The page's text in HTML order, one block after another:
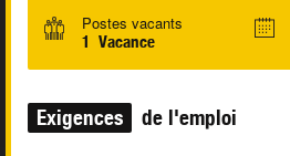
Postes vacants
1 Vacance
Exigences de l'emploi